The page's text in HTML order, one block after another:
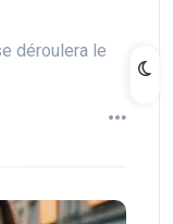
déroulera le